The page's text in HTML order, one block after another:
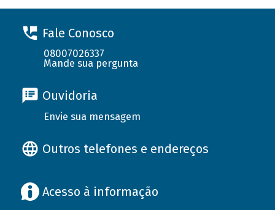
Fale Conosco
08007026337
Mande sua pergunta
Ouvidoria
Envie sua mensagem
Outros telefones e endereços
Acesso à informação